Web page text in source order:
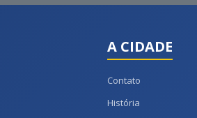
A CIDADE
Contato
História